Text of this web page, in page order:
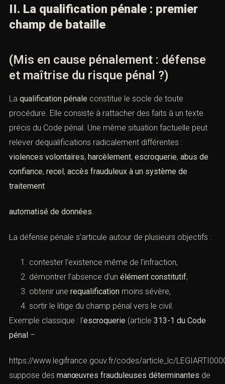
II. La qualification pénale : premier
champ de bataille
(Mis en cause pénalement : défense
et maîtrise du risque pénal ?)
La qualification pénale constitue le socle de toute
procédure. Elle consiste à rattacher des faits à un texte
précis du Code pénal. Une même situation factuelle peut
relever dequalifications radicalement différentes :
violences volontaires, harcèlement, escroquerie, abus de
confiance, recel , accès frauduleux à un système de
traitement
automatisé de données.
La défense pénale s’articule autour de plusieurs objectifs :
contester l’existence même de l’infraction,
démontrer l’absence d’un élément constitutif,
obtenir une requalification moins sévère,
sortir le litige du champ pénal vers le civil.
Exemple classique : l’escroquerie (article 313-1 du Code
pénal –
https://www.legifrance.gouv.fr/codes/article_lc/
suppose des manœuvres frauduleuses déterminantes de